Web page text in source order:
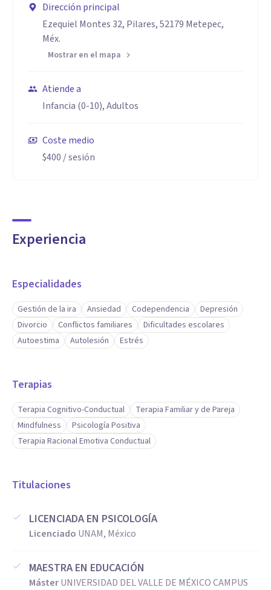
Dirección principal
Ezequiel Montes 32, Pilares, 52179 Metepec,
Méx.
Mostrar en el mapa
Atiende a
Infancia (0-10), Adultos
Coste medio
$400 / sesión
Experiencia
Especialidades
Gestión de la ira Ansiedad Codependencia
Depresión
Divorcio
Conflictos familiares
Dificultades escolares
Autoestima
Autolesión Estrés
Terapias
Terapia Cognitivo-Conductual
Terapia Familiar y de Pareja
Mindfulness
Psicología Positiva
Terapia Racional Emotiva Conductual
Titulaciones
LICENCIADA EN PSICOLOGÍA
Licenciado UNAM, México
MAESTRA EN EDUCACIÓN
MásterUNIVERSIDAD DEL VALLE DE MÉXICO CAMPUS